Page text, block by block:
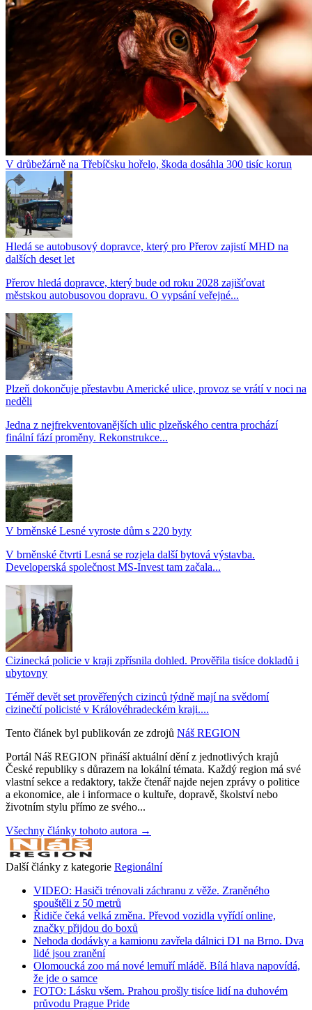
V drůbežárně na Třebíčsku hořelo, škoda dosáhla 300 tisíc korun
Hledá se autobusový dopravce, který pro Přerov zajistí MHD na
dalších deset let
Přerov hledá dopravce, který bude od roku 2028 zajišťovat
městskou autobusovou dopravu. O vypsání veřejné...
Plzeň dokončuje přestavbu Americké ulice, provoz se vrátí v noci na
neděli
Jedna z nejfrekventovanějších ulic plzeňského centra prochází
finální fází proměny. Rekonstrukce...
V brněnské Lesné vyroste dům s 220 byty
V brněnské čtvrti Lesná se rozjela další bytová výstavba.
Developerská společnost MS-Invest tam začala...
Cizinecká policie v kraji zpřísnila dohled. Prověřila tisíce dokladů i
ubytovny
Téměř devět set prověřených cizinců týdně mají na svědomí
cizinečtí policisté v Královéhradeckém kraji....
Tento článek byl publikován ze zdrojů Náš REGION
Portál Náš REGION přináší aktuální dění z jednotlivých krajů
České republiky s důrazem na lokální témata. Každý region má své
vlastní sekce a redaktory, takže čtenář najde nejen zprávy o politice
a ekonomice, ale i informace o kultuře, dopravě, školství nebo
životním stylu přímo ze svého...
Všechny články tohoto autora →
Další články z kategorie Regionální
VIDEO: Hasiči trénovali záchranu z věže. Zraněného
spouštěli z 50 metrů
Řidiče čeká velká změna. Převod vozidla vyřídí online,
značky přijdou do boxů
Nehoda dodávky a kamionu zavřela dálnici D1 na Brno. Dva
lidé jsou zranění
Olomoucká zoo má nové lemuří mládě. Bílá hlava napovídá,
že jde o samce
FOTO: Lásku všem. Prahou prošly tisíce lidí na duhovém
průvodu Prague Pride